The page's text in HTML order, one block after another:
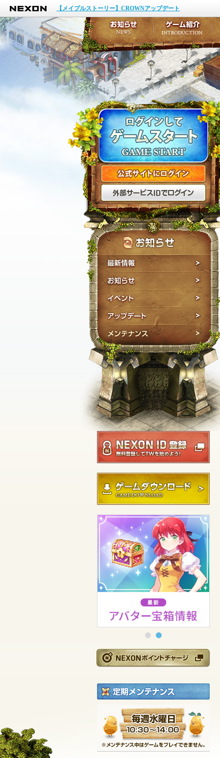
NEXON
【メイプルストーリー】CROWNアップデート
お知らせ
イベント
アップデート
メンテナンス